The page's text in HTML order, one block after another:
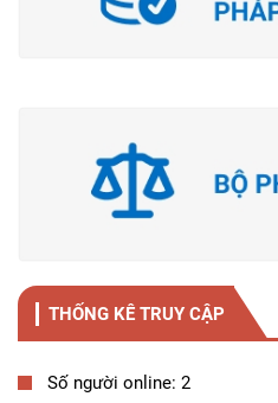
THỐNG KÊ TRUY CẬP
Số người online: 2